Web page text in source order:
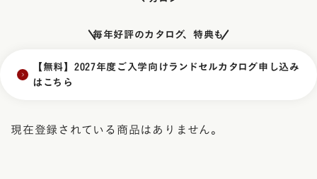
毎年好評のカタログ、特典も
【無料】2027年度ご入学向けランドセルカタログ申し込み
はこちら
現在登録されている商品はありません。